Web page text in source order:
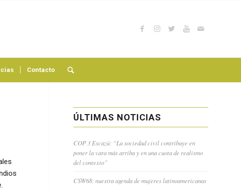
Contacto
ÚLTIMAS NOTICIAS
COP 3 Escazú: “La sociedad civil contribuye en
poner la vara más arriba y en una cuota de realismo
del contexto”
CSW68: nuestra agenda de mujeres latinoamericanas